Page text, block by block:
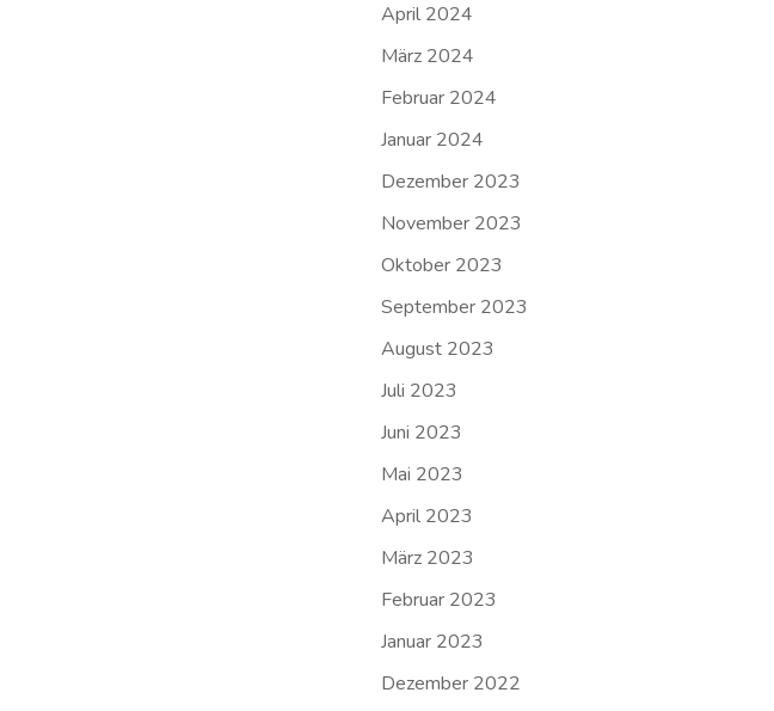
April 2024
März 2024
Februar 2024
Januar 2024
Dezember 2023
November 2023
Oktober 2023
September 2023
August 2023
Juli 2023
Juni 2023
Mai 2023
April 2023
März 2023
Februar 2023
Januar 2023
Dezember 2022